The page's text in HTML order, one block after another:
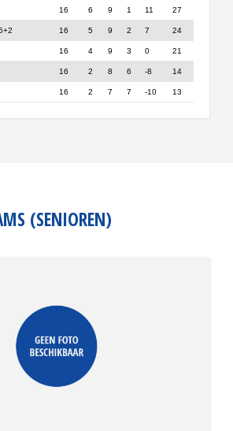
16 6 9 1 11 27
16 5 9 2 7 24
16 4 9 3 0 21
16 2 8 6 -8 14
16 2 7 7 -10 13
(SENIOREN)